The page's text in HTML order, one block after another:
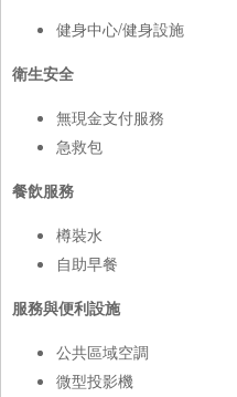
健身中心/健身設施
衛生安全
無現金支付服務
急救包
餐飲服務
樽裝水
自助早餐
服務與便利設施
公共區域空調
微型投影機